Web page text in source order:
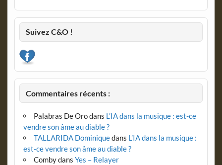
Suivez C&O !
Commentaires récents :
Palabras De Orodans L’IA dans la musique : est-ce
vendre son âme au diable ?
TALLARIDA Dominiquedans L’IA dans la musique :
est-ce vendre son âme au diable ?
Combydans Yes – Relayer